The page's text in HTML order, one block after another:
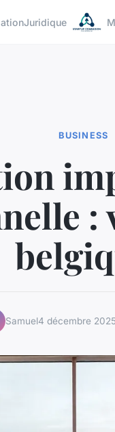
Juridique
BUSINESS
:
Samuel4 décembre 2025